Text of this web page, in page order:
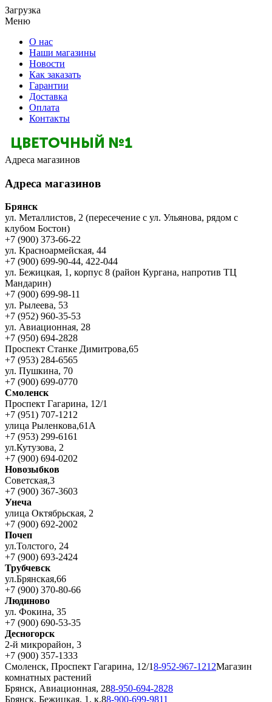
Загрузка
Меню
О нас
Наши магазины
Новости
Как заказать
Гарантии
Доставка
Оплата
Контакты
Адреса магазинов
Адреса магазинов
Брянск
ул. Металлистов, 2 (пересечение с ул. Ульянова, рядом с
клубом Бостон)
+7 (900) 373-66-22
ул. Красноармейская, 44
+7 (900) 699-90-44, 422-044
ул. Бежицкая, 1, корпус 8 (район Кургана, напротив ТЦ
Мандарин)
+7 (900) 699-98-11
ул. Рылеева, 53
+7 (952) 960-35-53
ул. Авиационная, 28
+7 (950) 694-2828
Проспект Станке Димитрова,65
+7 (953) 284-6565
ул. Пушкина, 70
+7 (900) 699-0770
Смоленск
Проспект Гагарина, 12/1
+7 (951) 707-1212
улица Рыленкова,61А
+7 (953) 299-6161
ул.Кутузова, 2
+7 (900) 694-0202
Новозыбков
Советская,3
+7 (900) 367-3603
Унеча
улица Октябрьская, 2
+7 (900) 692-2002
Почеп
ул.Толстого, 24
+7 (900) 693-2424
Трубчевск
ул.Брянская,66
+7 (900) 370-80-66
Людиново
ул. Фокина, 35
+7 (900) 690-53-35
Десногорск
2-й микрорайон, 3
+7 (900) 357-1333
Смоленск, Проспект Гагарина, 12/18-952-967-1212Магазин
комнатных растений
Брянск, Авиационная, 288-950-694-2828
Брянск, Бежицкая, 1, к.88-900-699-9811